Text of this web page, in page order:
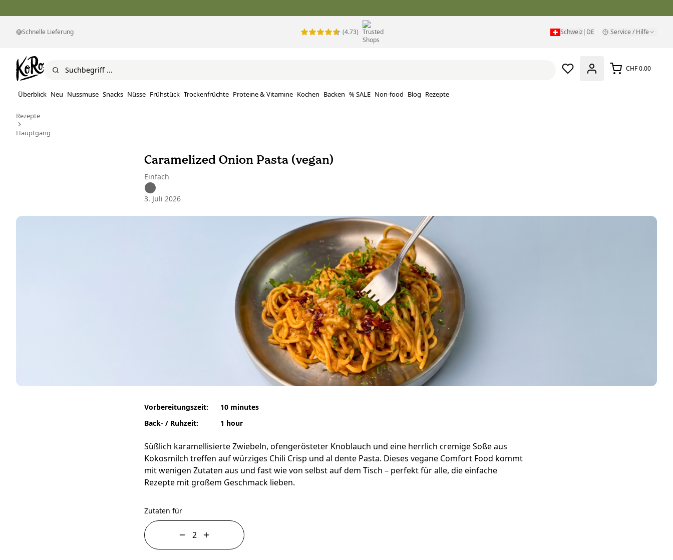
Schnelle Lieferung (4.73) Schweiz | DE Service / Hilfe
CHF 0.00
Überblick Neu Nussmuse Snacks Nüsse Frühstück Trockenfrüchte Proteine ​​& Vitamine Kochen Backen % SALE Non-food Blog Rezepte
Rezepte
Hauptgang
Caramelized Onion Pasta (vegan)
Einfach
3. Juli 2026
Vorbereitungszeit:
Back- / Ruhzeit:
10 minutes
1 hour
Süßlich karamellisierte Zwiebeln, ofengerösteter Knoblauch und eine herrlich cremige Soße aus
Kokosmilch treffen auf würziges Chili Crisp und al dente Pasta. Dieses vegane Comfort Food kommt
mit wenigen Zutaten aus und fast wie von selbst auf dem Tisch – perfekt für alle, die einfache
Rezepte mit großem Geschmack lieben.
Zutaten für